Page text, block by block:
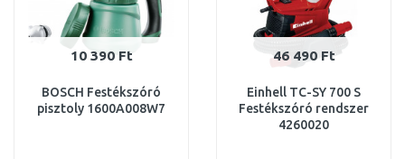
10 390 Ft
BOSCH Festékszóró
pisztoly 1600A008W7
46 490 Ft
Einhell TC-SY 700 S
Festékszóró rendszer
4260020